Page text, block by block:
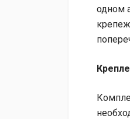
одном